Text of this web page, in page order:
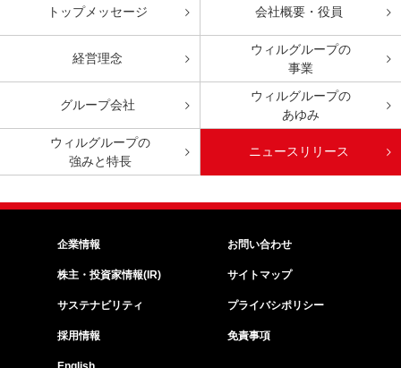
トップメッセージ 会社概要・役員
経営理念
ウィルグループの
事業
グループ会社
ウィルグループの
あゆみ
ウィルグループの
強みと特長
ニュースリリース
企業情報
株主・投資家情報(IR)
サステナビリティ
採用情報
お問い合わせ
サイトマップ
プライバシポリシー
免責事項